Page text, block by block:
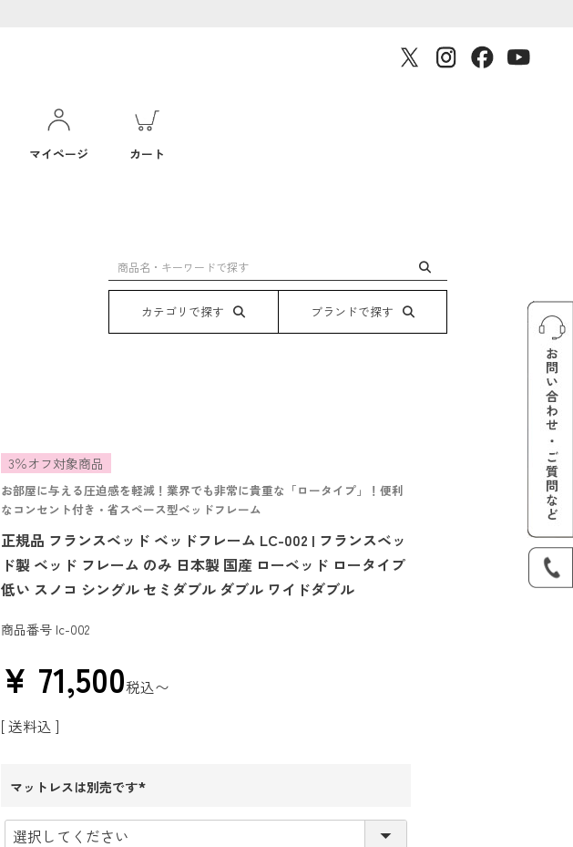
マイページ カート
カテゴリで探す ブランドで探す
3％オフ対象商品
お部屋に与える圧迫感を軽減！業界でも非常に貴重な「ロータイプ」！便利
なコンセント付き・省スペース型ベッドフレーム
正規品 フランスベッド ベッドフレーム LC-002 | フランスベッ
ド製 ベッド フレーム のみ 日本製 国産 ローベッド ロータイプ
低い スノコ シングル セミダブル ダブル ワイドダブル
商品番号 lc-002
¥ 71,500税込〜
送料込
マットレスは別売です